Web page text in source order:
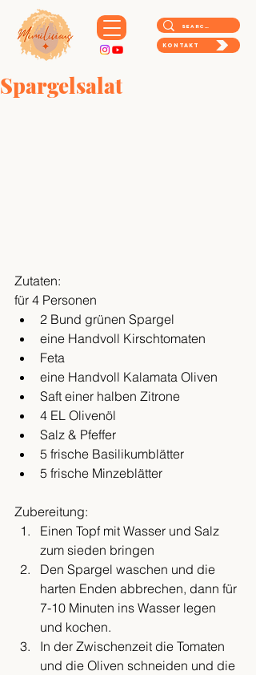
Kontakt
Spargelsalat
Zutaten:
für 4 Personen
2 Bund grünen Spargel
eine Handvoll Kirschtomaten
Feta
eine Handvoll Kalamata Oliven
Saft einer halben Zitrone
4 EL Olivenöl
Salz & Pfeffer
5 frische Basilikumblätter
5 frische Minzeblätter
Zubereitung:
Einen Topf mit Wasser und Salz
zum sieden bringen
Den Spargel waschen und die
harten Enden abbrechen, dann für
7-10 Minuten ins Wasser legen
und kochen.
In der Zwischenzeit die Tomaten
und die Oliven schneiden und die